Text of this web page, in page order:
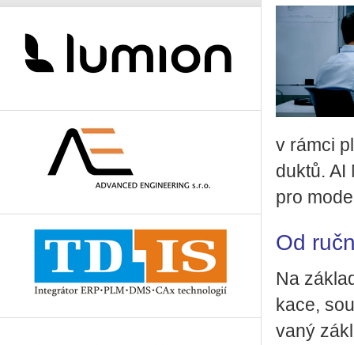
v rámci
duk­tů. AI
pro
Od
Na
ka­ce,
va­ný